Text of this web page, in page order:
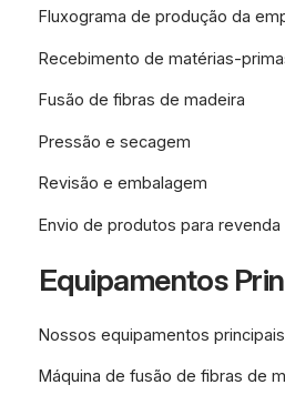
Fluxograma de produção da
Recebimento de matérias-
Fusão de fibras de madeira
Pressão e secagem
Revisão e embalagem
Envio de produtos para revenda
Equipamentos
Nossos equipamentos
Máquina de fusão de fibras de